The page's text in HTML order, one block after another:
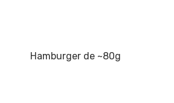
Hamburger de ~80g